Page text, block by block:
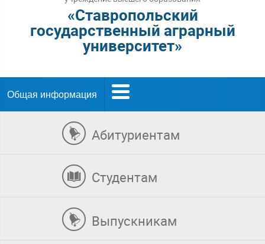
«Ставропольский
государственный аграрный
университет»
Общая информация
Абитуриентам
Студентам
Выпускникам